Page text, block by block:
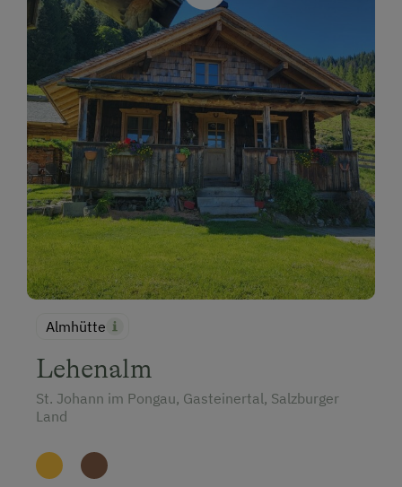
Almhütte
Lehenalm
St. Johann im Pongau, Gasteinertal, Salzburger
Land